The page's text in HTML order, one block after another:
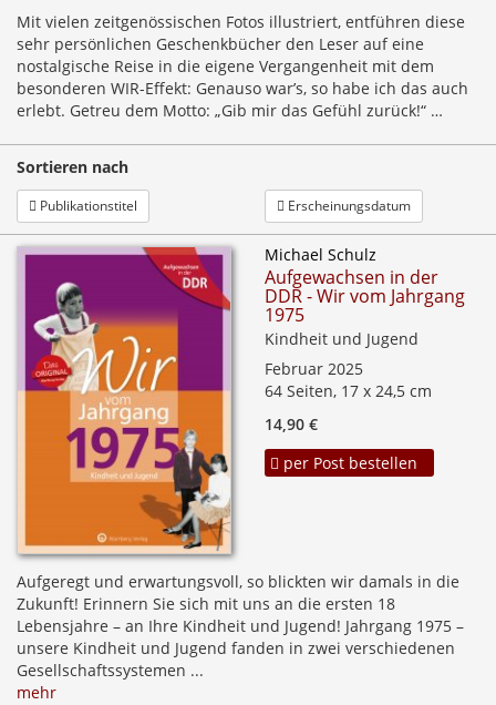
Mit vielen zeitgenössischen Fotos illustriert, entführen diese
sehr persönlichen Geschenkbücher den Leser auf eine
nostalgische Reise in die eigene Vergangenheit mit dem
besonderen WIR-Effekt: Genauso war’s, so habe ich das auch
erlebt. Getreu dem Motto: „Gib mir das Gefühl zurück!“ …
Sortieren nach
Publikationstitel Erscheinungsdatum
Michael Schulz
Aufgewachsen in der
DDR - Wir vom Jahrgang
1975
Kindheit und Jugend
Februar 2025
64 Seiten, 17 x 24,5 cm
14,90 €
per Post bestellen
Aufgeregt und erwartungsvoll, so blickten wir damals in die
Zukunft! Erinnern Sie sich mit uns an die ersten 18
Lebensjahre – an Ihre Kindheit und Jugend! Jahrgang 1975 –
unsere Kindheit und Jugend fanden in zwei verschiedenen
Gesellschaftssystemen ...
mehr